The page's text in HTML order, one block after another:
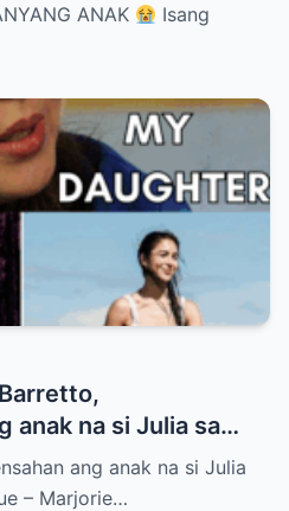
ANAK
Isang
anak na si Julia sa
ang anak na si Julia
– Marjorie…